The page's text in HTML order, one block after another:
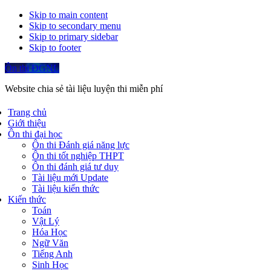
Skip to main content
Skip to secondary menu
Skip to primary sidebar
Skip to footer
Ôn thi ĐGNL
Website chia sẻ tài liệu luyện thi miễn phí
Trang chủ
Giới thiệu
Ôn thi đại học
Ôn thi Đánh giá năng lực
Ôn thi tốt nghiệp THPT
Ôn thi đánh giá tư duy
Tài liệu mới Update
Tài liệu kiến thức
Kiến thức
Toán
Vật Lý
Hóa Học
Ngữ Văn
Tiếng Anh
Sinh Học